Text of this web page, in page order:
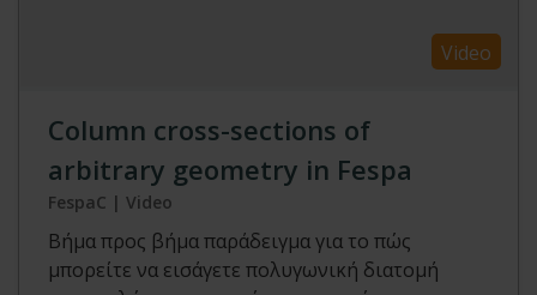
Video
Column cross-sections of
arbitrary geometry in Fespa
FespaC | Video
Βήμα προς βήμα παράδειγμα για το πώς
μπορείτε να εισάγετε πολυγωνική διατομή